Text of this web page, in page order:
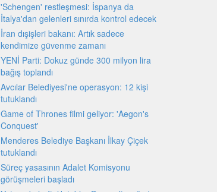
'Schengen' restleşmesi: İspanya da
İtalya'dan gelenleri sınırda kontrol edecek
İran dışişleri bakanı: Artık sadece
kendimize güvenme zamanı
YENİ Parti: Dokuz günde 300 milyon lira
bağış toplandı
Avcılar Belediyesi'ne operasyon: 12 kişi
tutuklandı
Game of Thrones filmi geliyor: 'Aegon's
Conquest'
Menderes Belediye Başkanı İlkay Çiçek
tutuklandı
Süreç yasasının Adalet Komisyonu
görüşmeleri başladı